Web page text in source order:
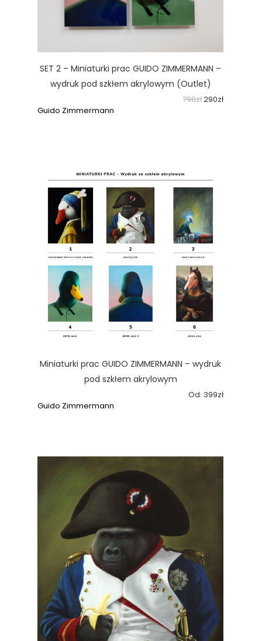
SET 2 – Miniaturki prac GUIDO ZIMMERMANN –
wydruk pod szkłem akrylowym (Outlet)
798zł290zł
Guido Zimmermann
Miniaturki prac GUIDO ZIMMERMANN – wydruk
pod szkłem akrylowym
Od: 399zł
Guido Zimmermann